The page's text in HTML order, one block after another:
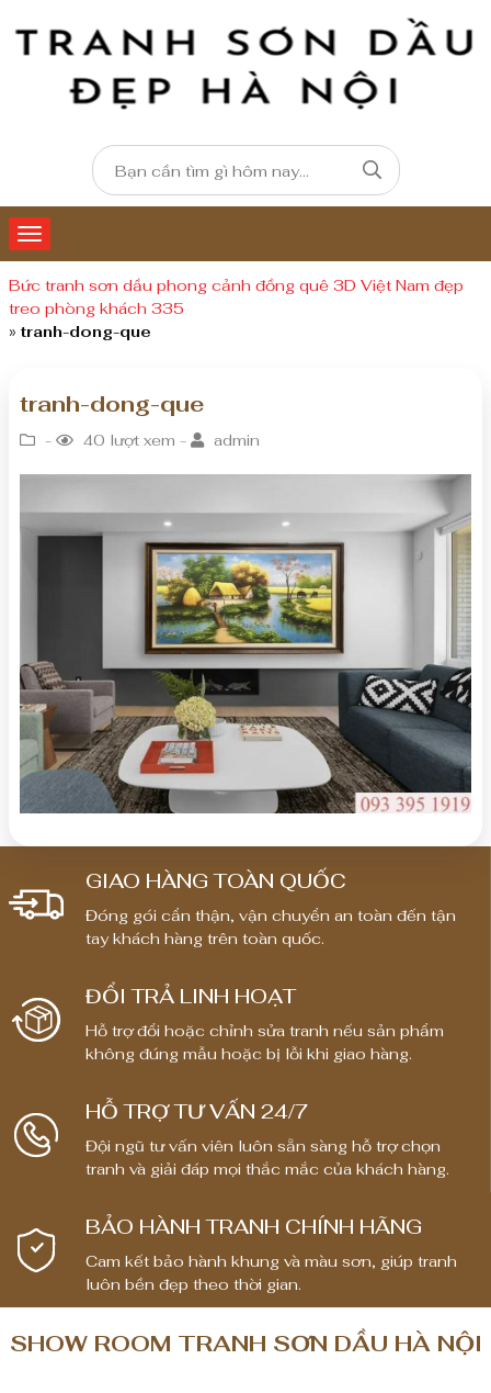
Bức tranh sơn dầu phong cảnh đồng quê 3D Việt Nam đẹp
treo phòng khách 335
» tranh-dong-que
tranh-dong-que
- 40 lượt xem - admin
GIAO HÀNG TOÀN QUỐC
Đóng gói cẩn thận, vận chuyển an toàn đến tận
tay khách hàng trên toàn quốc.
ĐỔI TRẢ LINH HOẠT
Hỗ trợ đổi hoặc chỉnh sửa tranh nếu sản phẩm
không đúng mẫu hoặc bị lỗi khi giao hàng.
HỖ TRỢ TƯ VẤN 24/7
Đội ngũ tư vấn viên luôn sẵn sàng hỗ trợ chọn
tranh và giải đáp mọi thắc mắc của khách hàng.
BẢO HÀNH TRANH CHÍNH HÃNG
Cam kết bảo hành khung và màu sơn, giúp tranh
luôn bền đẹp theo thời gian.
SHOW ROOM TRANH SƠN DẦU HÀ NỘI